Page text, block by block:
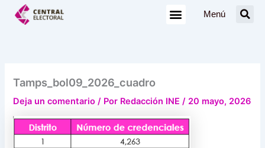
Menú
Tamps_bol09_2026_cuadro
Deja un comentario / Por Redacción INE/ 20 mayo, 2026